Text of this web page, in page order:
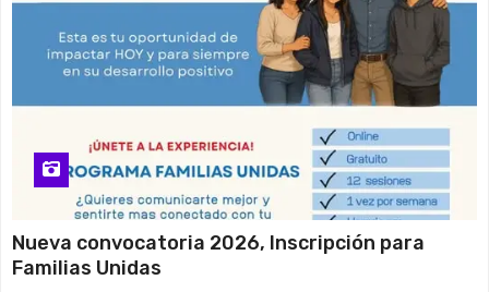
Nueva convocatoria 2026, Inscripción para
Familias Unidas